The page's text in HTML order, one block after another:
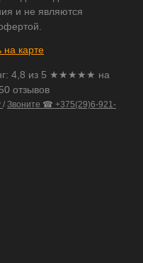
и не являются
на карте
4,8 из 5 ★★★★★ на
отзывов
/ Звоните ☎ +375(29)6-921-